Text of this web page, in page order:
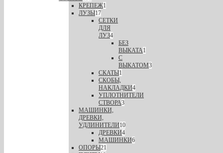
КРЕПЕЖ1
ЛУЗЫ17
СЕТКИ
ДЛЯ
ЛУЗ4
БЕЗ
ВЫКАТА1
С
ВЫКАТОМ3
СКАТЫ1
СКОБЫ,
НАКЛАДКИ4
УПЛОТНИТЕЛИ
СТВОРА3
МАШИНКИ,
ДРЕВКИ,
УДЛИНИТЕЛИ10
ДРЕВКИ4
МАШИНКИ6
ОПОРЫ21